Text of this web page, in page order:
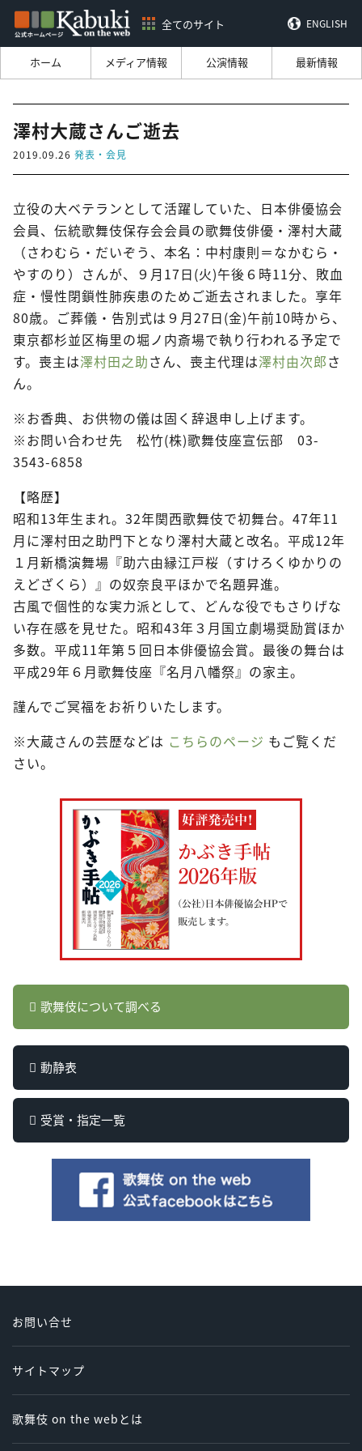
全てのサイト ENGLISH
ホーム メディア情報 公演情報 最新情報
澤村大蔵さんご逝去
2019.09.26 発表・会見
立役の大ベテランとして活躍していた、日本俳優協会
会員、伝統歌舞伎保存会会員の歌舞伎俳優・澤村大蔵
（さわむら・だいぞう、本名：中村康則＝なかむら・
やすのり）さんが、９月17日(火)午後６時11分、敗血
症・慢性閉鎖性肺疾患のためご逝去されました。享年
80歳。ご葬儀・告別式は９月27日(金)午前10時から、
東京都杉並区梅里の堀ノ内斎場で執り行われる予定で
す。喪主は澤村田之助さん、喪主代理は澤村由次郎さ
ん。
※お香典、お供物の儀は固く辞退申し上げます。
※お問い合わせ先 松竹(株)歌舞伎座宣伝部 03-
3543-6858
【略歴】
昭和13年生まれ。32年関西歌舞伎で初舞台。47年11
月に澤村田之助門下となり澤村大蔵と改名。平成12年
１月新橋演舞場『助六由縁江戸桜（すけろくゆかりの
えどざくら）』の奴奈良平ほかで名題昇進。
古風で個性的な実力派として、どんな役でもさりげな
い存在感を見せた。昭和43年３月国立劇場奨励賞ほか
多数。平成11年第５回日本俳優協会賞。最後の舞台は
平成29年６月歌舞伎座『名月八幡祭』の家主。
謹んでご冥福をお祈りいたします。
※大蔵さんの芸歴などは こちらのページ もご覧くだ
さい。
歌舞伎について調べる
動静表
受賞・指定一覧
お問い合せ
サイトマップ
歌舞伎 on the webとは